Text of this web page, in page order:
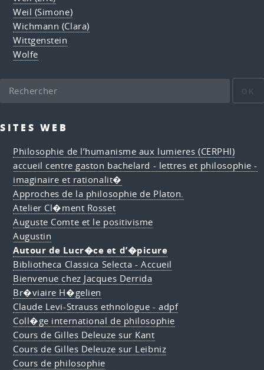
Weil (Simone)
Wichmann (Clara)
Wittgenstein
Wolfe
OK
SITES WEB
Philosophie de l’humanisme aux lumieres (CERPHI)
accueil centre gaston bachelard - lettres et philosophie -
imaginaire et rationalit�
Approches de la philosophie de Platon.
Atelier Cl�ment Rosset
Auguste Comte et le positivisme
Augustin
Autour de Lucr�ce et d’�picure
Bibliotheca Classica Selecta - Accueil
Bienvenue chez Jacques Derrida
Br�viaire H�gelien
Claude Levi-Strauss ethnologue - adpf
Coll�ge international de philosophie
Cours de Gilles Deleuze sur Kant
Cours de Gilles Deleuze sur Leibniz
Cours de philosophie